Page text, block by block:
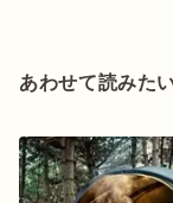
あわせて読みた